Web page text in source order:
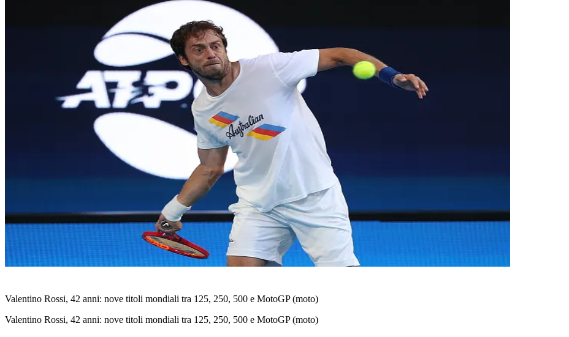
Valentino Rossi, 42 anni: nove titoli mondiali tra 125, 250, 500 e MotoGP (moto)
Valentino Rossi, 42 anni: nove titoli mondiali tra 125, 250, 500 e MotoGP (moto)